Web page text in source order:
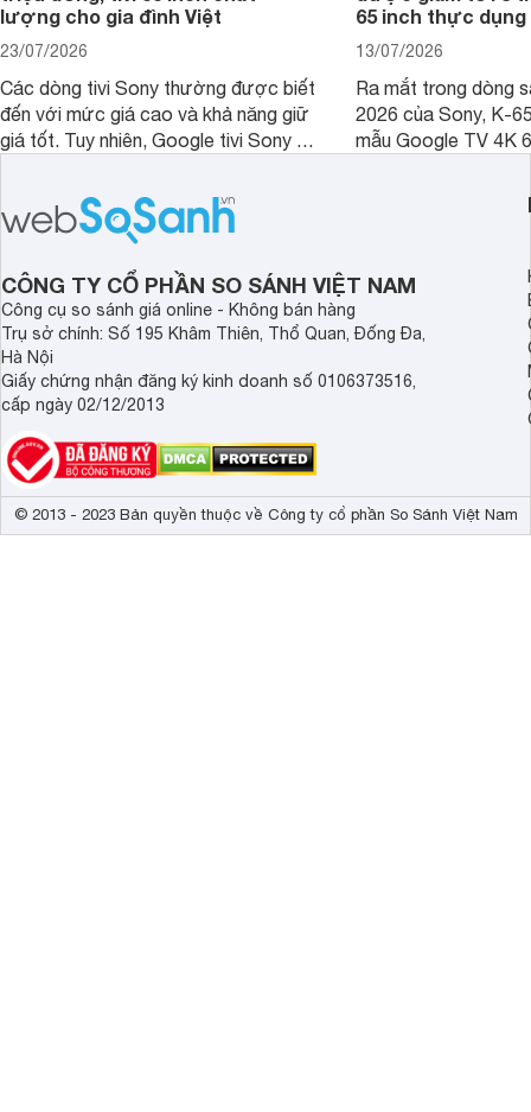
lượng cho gia đình Việt
23/07/2026
Các dòng tivi Sony thường được biết
đến với mức giá cao và khả năng giữ
giá tốt. Tuy nhiên, Google tivi Sony 55
hợp đáng chú ý khi có mức giá dễ
tiếp cận hơn dù mới ra mắt trong năm
65 inch thực
13/07/2026
Ra mắt trong dòng
2026 của Sony, K-
mẫu Google TV 4K
tảng Google TV
nghệ hỗ trợ nâng
CÔNG TY CỔ PHẦN SO SÁNH VIỆT NAM
Công cụ so sánh giá online - Không bán hàng
Trụ sở chính: Số 195 Khâm Thiên, Thổ Quan, Đống Đa,
Hà Nội
Giấy chứng nhận đăng ký kinh doanh số 0106373516,
cấp ngày 02/12/2013
© 2013 - 2023 Bản quyền thuộc về Công ty cổ phần So Sánh Việt Nam